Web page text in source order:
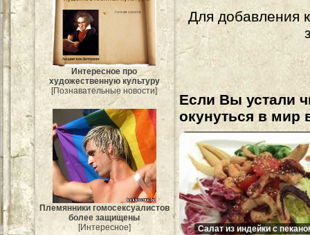
Интересное про
художественную культуру
[Познавательные новости]
Племянники гомосексуалистов
более защищены
[Интересное]
Для добавления
Если Вы устали
окунуться в мир
Салат из индейки с